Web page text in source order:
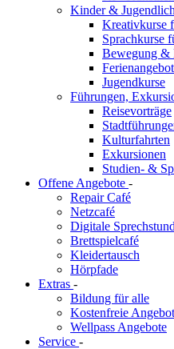
Kinder &
Kreativkurse
Sprachkurse
Bewegung &
Jugendkurse
Führungen,
Reisevorträge
Kulturfahrten
Exkursionen
Studien- &
Offene Angebote -
Repair Café
Netzcafé
Digitale
Brettspielcafé
Kleidertausch
Hörpfade
Extras -
Bildung für alle
Kostenfreie
Wellpass Angebote
Service -